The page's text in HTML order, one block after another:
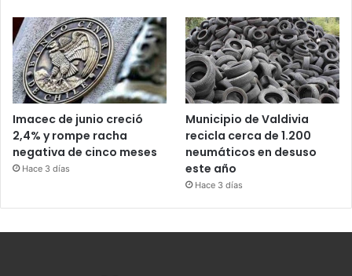
Imacec de junio creció
2,4% y rompe racha
negativa de cinco meses
Hace 3 días
Municipio de Valdivia
recicla cerca de 1.200
neumáticos en desuso
este año
Hace 3 días